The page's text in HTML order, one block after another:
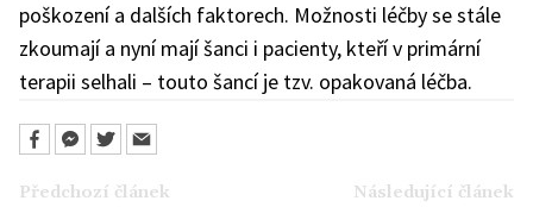
poškození a dalších faktorech. Možnosti léčby se stále
zkoumají a nyní mají šanci i pacienty, kteří v primární
terapii selhali – touto šancí je tzv. opakovaná léčba.
Předchozí článek Následující článek